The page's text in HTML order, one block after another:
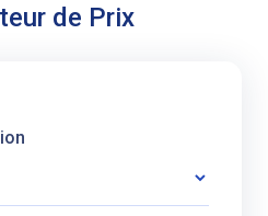
de Prix